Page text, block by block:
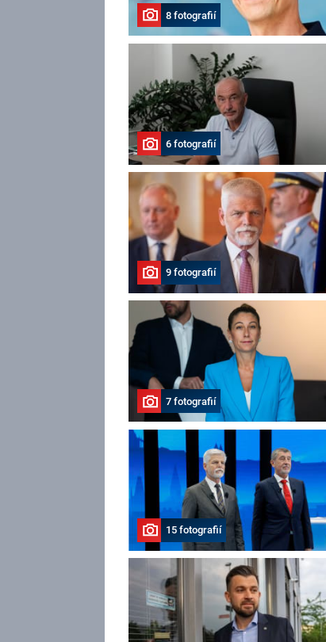
8 fotografií
6 fotografií
9 fotografií
7 fotografií
15 fotografií